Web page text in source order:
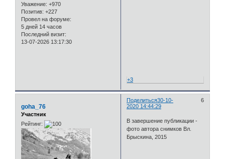
Уважение: +970
Позитив: +227
Провел на форуме:
5 дней 14 часов
Последний визит:
13-07-2026 13:17:30
+3
Поделиться 6
30-10-
2020 14:44:29
goha_76
Участник
Рейтинг:
В завершение публикации -
фото автора снимков Вл.
Брыскина, 2015